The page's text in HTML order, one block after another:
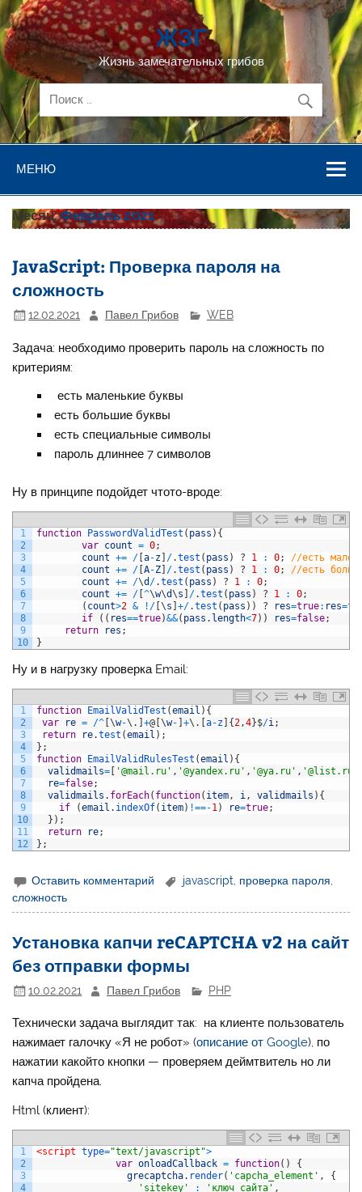
Перейти
к
содержимому
ЖЗГ
Жизнь замечательных грибов
МЕНЮ
Месяц:Февраль 2021
JavaScript: Проверка пароля на
сложность
12.02.2021 Павел Грибов WEB
Задача: необходимо проверить пароль на сложность по
критериям:
есть маленькие буквы
есть большие буквы
есть специальные символы
пароль длиннее 7 символов
Ну в принципе подойдет чтото-вроде:
1
2
3
4
5
6
7
8
9
10
function PasswordValidTest ( pass ) {
var count = 0;
count += / [a-z /.test ( pass ) ? 1 : 0;
//есть
count += / [A-Z /.test ( pass ) ? 1 : 0;
//есть
count += /\d /.test ( pass ) ? 1 : 0;
count += / [^\w\d\s /.test ( pass ) ? 1 : 0;
( count>2 & ! / [\s ]+/.test ( pass ) ) ? res=true: res=
if
( ( res==true)&&( pass . length<7) ) res=false;
return
res ;
}
Ну и в нагрузку проверка Email:
1
2
3
4
5
6
7
8
9
10
11
12
function EmailValidTest (email ) {
var
re = /^ [\w-\ . ]+@ [\w- ]+\ . [a-z {2,4}$/i;
return
re.test (email ) ;
} ;
function
EmailValidRulesTest (email ) {
validmails= '@mail.ru' , '@yandex.ru' , '@ya.ru' , '@list.ru'
re=false;
validmails . forEach( function( item, i, validmails ) {
if
(email . indexOf( item) !==-1) re=true;
} ) ;
return
re;
} ;
Оставить комментарий javascript проверка пароля
сложность
Установка капчи reCAPTCHA v2 на сайт
без отправки формы
10.02.2021 Павел Грибов PHP
Технически задача выглядит так: на клиенте пользователь
нажимает галочку «Я не робот» (описание от Google), по
нажатии какойто кнопки — проверяем деймтвитель но ли
капча пройдена.
Html (клиент):
1
2
3
4
<script type="text/javascript">
var onloadCallback = function( )
{
grecaptcha. render( 'capcha_element' ,
{
'sitekey'
: 'ключ сайта' ,